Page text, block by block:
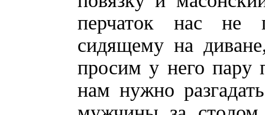
перчаток нас не
сидящему на
просим у него пару
нам нужно